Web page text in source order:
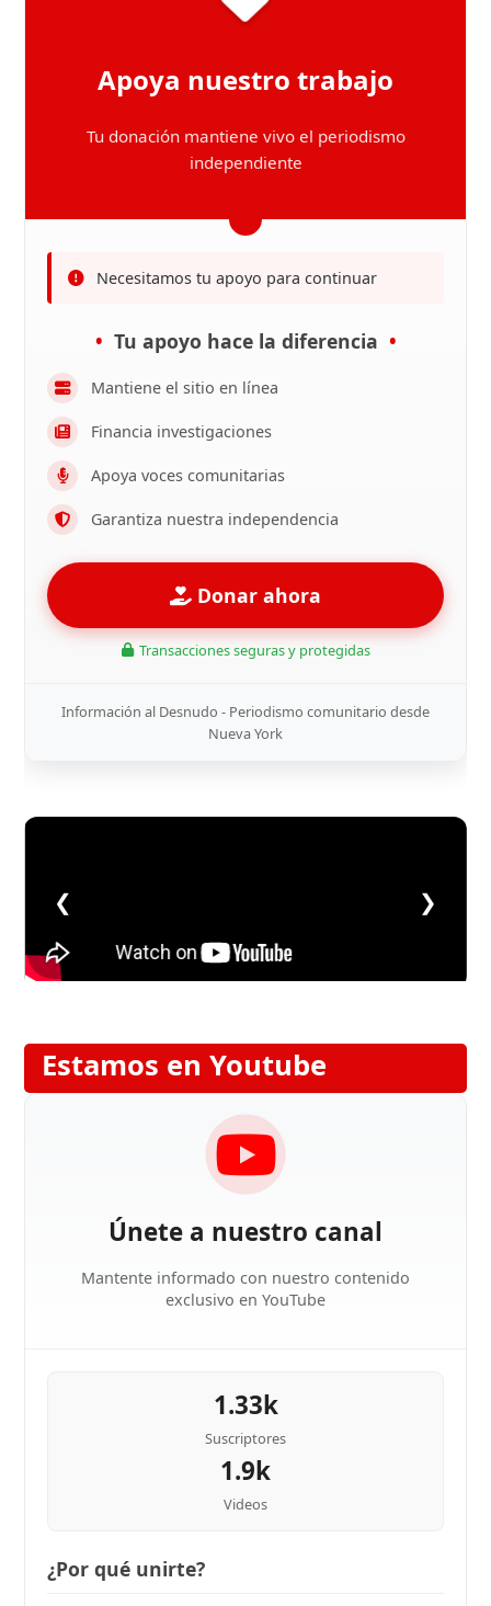
Apoya nuestro trabajo
Tu donación mantiene vivo el periodismo
independiente
Necesitamos tu apoyo para continuar
Tu apoyo hace la diferencia
Mantiene el sitio en línea
Financia investigaciones
Apoya voces comunitarias
Garantiza nuestra independencia
Donar ahora
Transacciones seguras y protegidas
Información al Desnudo - Periodismo comunitario desde
Nueva York
❮ ❯
Estamos en Youtube
Únete a nuestro canal
Mantente informado con nuestro contenido
exclusivo en YouTube
1.33k
Suscriptores
1.9k
Videos
¿Por qué unirte?